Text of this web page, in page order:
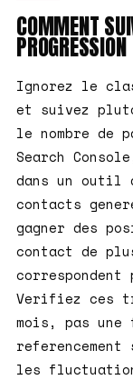
COMMENT
PROGRESSION
Ignorez le
et suivez
le nombre de
Search
dans un outil
contacts
gagner des
contact de
Verifiez ces
mois, pas
les